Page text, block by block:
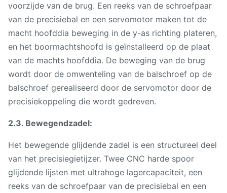
voorzijde van de brug. Een reeks van de schroefpaar
van de precisiebal en een servomotor maken tot de
macht hoofddia beweging in de y-as richting plateren,
en het boormachtshoofd is geïnstalleerd op de plaat
van de machts hoofddia. De beweging van de brug
wordt door de omwenteling van de balschroef op de
balschroef gerealiseerd door de servomotor door de
precisiekoppeling die wordt gedreven.
2.3. Bewegendzadel:
Het bewegende glijdende zadel is een structureel deel
van het precisiegietijzer. Twee CNC harde spoor
glijdende lijsten met ultrahoge lagercapaciteit, een
reeks van de schroefpaar van de precisiebal en een